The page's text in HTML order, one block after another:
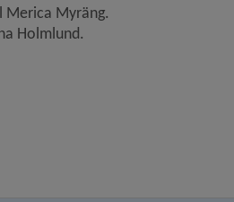
Merica Myräng.
Holmlund.